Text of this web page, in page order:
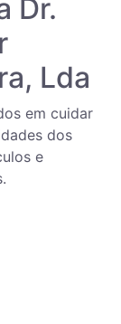
Dr.
Lda
em cuidar
dos
e